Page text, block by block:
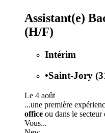
Assistant(e)
(H/F)
Intérim
•Saint-Jory
Le 4 août
...une première
office ou dans le
Vous...